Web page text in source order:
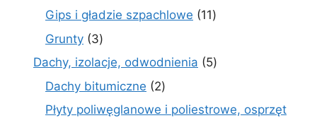
produktów
Gips i gładzie szpachlowe 1111
Grunty 33
produkty
Dachy, izolacje, odwodnienia 55
Dachy bitumiczne 22
produkty
Płyty poliwęglanowe i poliestrowe, osprzęt